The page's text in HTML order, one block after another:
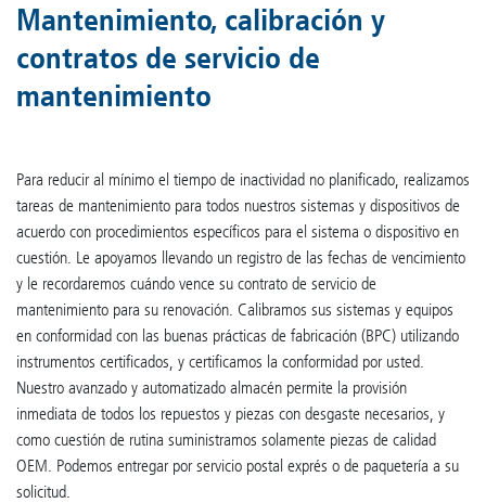
Mantenimiento, calibración y
contratos de servicio de
mantenimiento
Para reducir al mínimo el tiempo de inactividad no planificado, realizamos
tareas de mantenimiento para todos nuestros sistemas y dispositivos de
acuerdo con procedimientos específicos para el sistema o dispositivo en
cuestión. Le apoyamos llevando un registro de las fechas de vencimiento
y le recordaremos cuándo vence su contrato de servicio de
mantenimiento para su renovación. Calibramos sus sistemas y equipos
en conformidad con las buenas prácticas de fabricación (BPC) utilizando
instrumentos certificados, y certificamos la conformidad por usted.
Nuestro avanzado y automatizado almacén permite la provisión
inmediata de todos los repuestos y piezas con desgaste necesarios, y
como cuestión de rutina suministramos solamente piezas de calidad
OEM. Podemos entregar por servicio postal exprés o de paquetería a su
solicitud.